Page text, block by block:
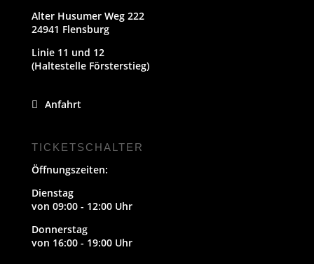
Alter Husumer Weg 222
24941 Flensburg
Linie 11 und 12
(Haltestelle Försterstieg)
Anfahrt
TICKETSCHALTER
Öffnungszeiten:
Dienstag
von 09:00 - 12:00 Uhr
Donnerstag
von 16:00 - 19:00 Uhr